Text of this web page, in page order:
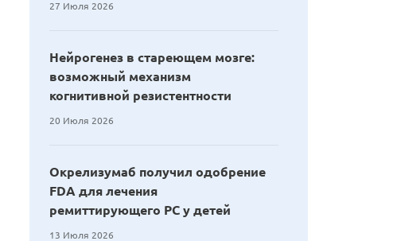
27 Июля 2026
Нейрогенез в стареющем мозге:
возможный механизм
когнитивной резистентности
20 Июля 2026
Окрелизумаб получил одобрение
FDA для лечения
ремиттирующего РС у детей
13 Июля 2026